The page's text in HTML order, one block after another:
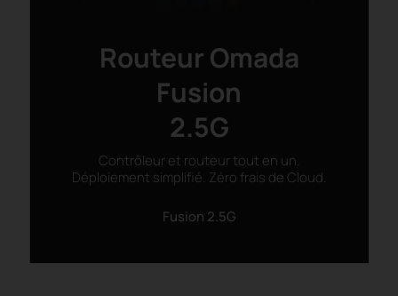
Routeur Omada
Fusion
2.5G
Contrôleur et routeur tout en un.
Déploiement simplifié. Zéro frais de Cloud.
Fusion 2.5G